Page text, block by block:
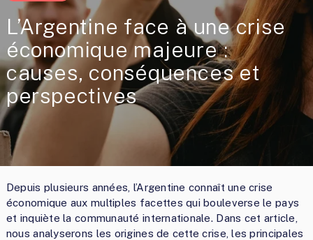
L’Argentine face à une crise
économique majeure :
causes, conséquences et
perspectives
Depuis plusieurs années, l’Argentine connaît une crise
économique aux multiples facettes qui bouleverse le pays
et inquiète la communauté internationale. Dans cet article,
nous analyserons les origines de cette crise, les principales